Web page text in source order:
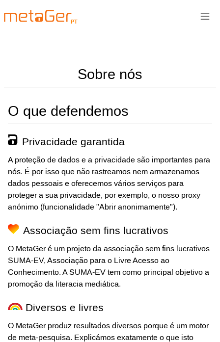
PT
Sobre nós
O que defendemos
Privacidade garantida
A proteção de dados e a privacidade são importantes para
nós. É por isso que não rastreamos nem armazenamos
dados pessoais e oferecemos vários serviços para
proteger a sua privacidade, por exemplo, o nosso proxy
anónimo (funcionalidade "Abrir anonimamente").
Associação sem fins lucrativos
O MetaGer é um projeto da associação sem fins lucrativos
SUMA-EV, Associação para o Livre Acesso ao
Conhecimento. A SUMA-EV tem como principal objetivo a
promoção da literacia mediática.
Diversos e livres
O MetaGer produz resultados diversos porque é um motor
de meta-pesquisa. Explicámos exatamente o que isto
≡